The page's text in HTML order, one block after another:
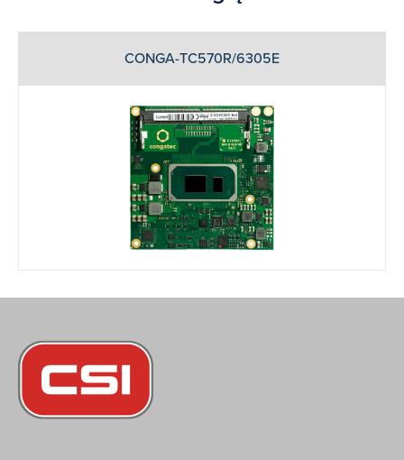
CONGA-TC570R/6305E